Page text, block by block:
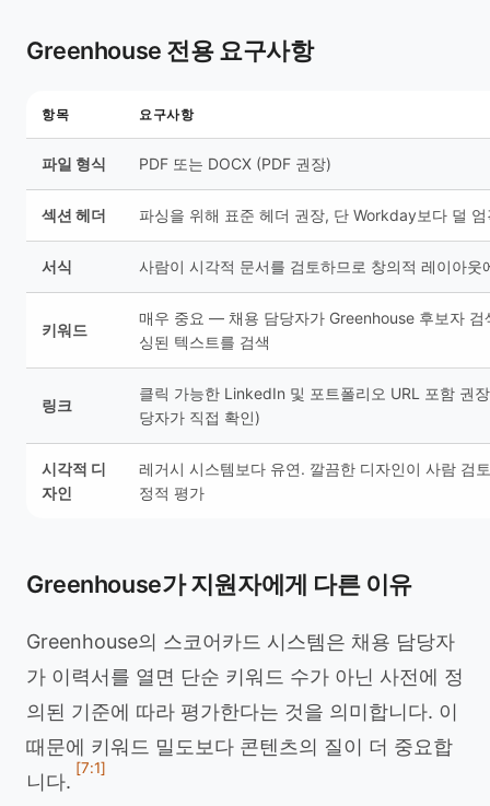
Greenhouse 전용 요구사항
항목 요구사항
파일 형식 PDF 또는 DOCX (PDF 권장)
섹션 헤더 파싱을 위해 표준 헤더 권장, 단 Workday보다 덜 엄
서식 사람이 시각적 문서를 검토하므로 창의적 레이아웃
키워드
매우 중요 — 채용 담당자가 Greenhouse 후보자 검
싱된 텍스트를 검색
링크
클릭 가능한 LinkedIn 및 포트폴리오 URL 포함 권
당자가 직접 확인)
시각적 디
자인
레거시 시스템보다 유연. 깔끔한 디자인이 사람 검
정적 평가
Greenhouse가 지원자에게 다른 이유
Greenhouse의 스코어카드 시스템은 채용 담당자
가 이력서를 열면 단순 키워드 수가 아닌 사전에 정
의된 기준에 따라 평가한다는 것을 의미합니다. 이
때문에 키워드 밀도보다 콘텐츠의 질이 더 중요합
니다.
[7:1]